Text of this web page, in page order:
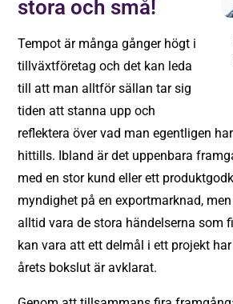
stora och små!
Tempot är många gånger högt i
tillväxtföretag och det kan leda
till att man alltför sällan tar sig
tiden att stanna upp och
reflektera över vad man egentligen
hittills. Ibland är det uppenbara
med en stor kund eller ett
myndighet på en exportmarknad,
alltid vara de stora händelserna som
kan vara att ett delmål i ett projekt
årets bokslut är avklarat.